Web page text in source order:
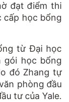
đạt điểm thi
cấp học bổng
từ Đại học
gói học bổng
đó Zhang tự
phòng đầu
tư của Yale.